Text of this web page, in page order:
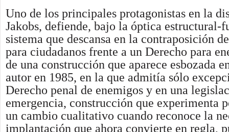
Uno de los principales protagonistas en la
Jakobs, defiende, bajo la óptica estructural-
sistema que descansa en la contraposición
para ciudadanos frente a un Derecho para
de una construcción que aparece esbozada
autor en 1985, en la que admitía sólo
Derecho penal de enemigos y en una
emergencia, construcción que experimenta
un cambio cualitativo cuando reconoce la
implantación que ahora convierte en regla,